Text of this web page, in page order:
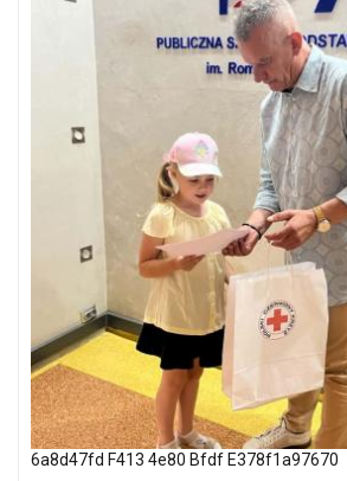
6a8d47fd F413 4e80 Bfdf E378f1a97670